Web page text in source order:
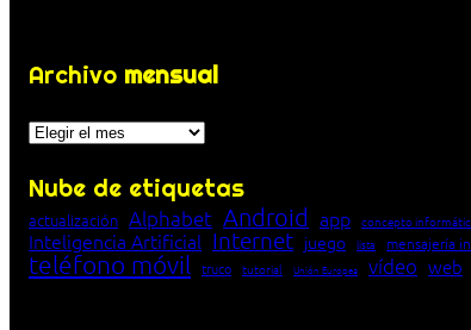
Archivo mensual
Archivos
Nube de etiquetas
actualización Alphabet Android app concepto
Inteligencia Artificial Internet juego lista mensajería
teléfono móvil truco tutorial Unión Europea vídeo web